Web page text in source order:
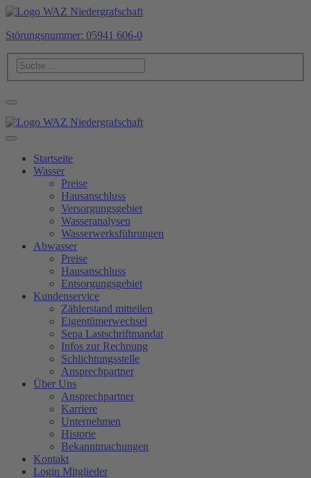
Störungsnummer: 05941 606-0
Startseite
Wasser
Preise
Hausanschluss
Versorgungsgebiet
Wasseranalysen
Wasserwerksführungen
Abwasser
Preise
Hausanschluss
Entsorgungsgebiet
Kundenservice
Zählerstand mitteilen
Eigentümerwechsel
Sepa Lastschriftmandat
Infos zur Rechnung
Schlichtungsstelle
Ansprechpartner
Über Uns
Ansprechpartner
Karriere
Unternehmen
Historie
Bekanntmachungen
Kontakt
Login Mitglieder